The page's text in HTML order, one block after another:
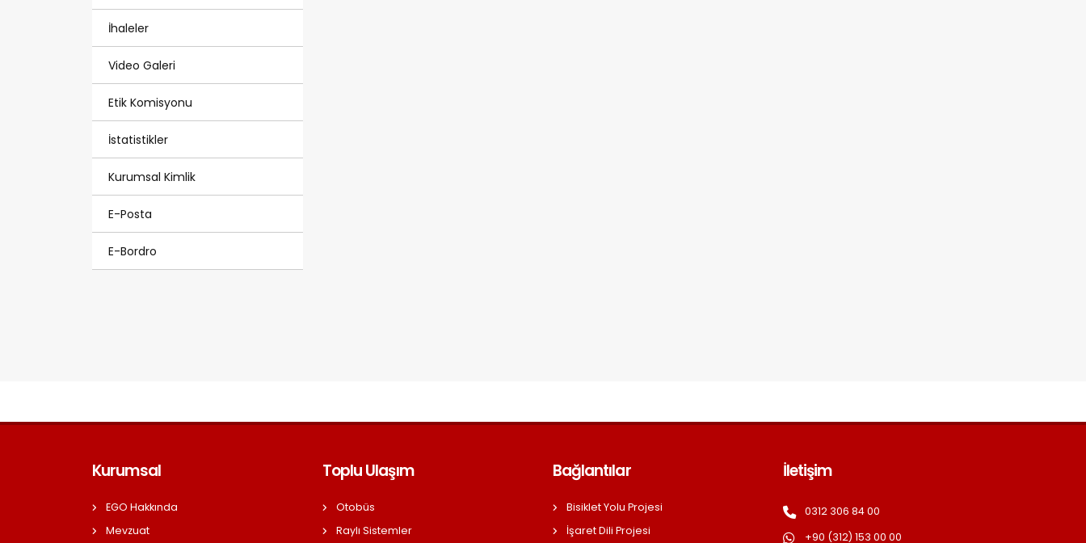
İhaleler
Video Galeri
Etik Komisyonu
İstatistikler
Kurumsal Kimlik
E-Posta
E-Bordro
Kurumsal
EGO Hakkında
Mevzuat
Toplu Ulaşım
Otobüs
Raylı Sistemler
Bağlantılar
Bisiklet Yolu Projesi
İşaret Dili Projesi
İletişim
0312 306 84 00
+90 (312) 153 00 00